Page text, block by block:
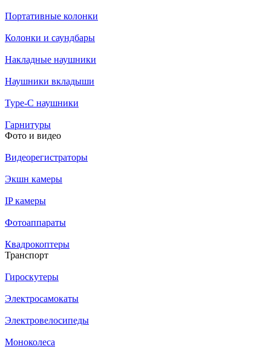
Портативные колонки
Колонки и саундбары
Накладные наушники
Наушники вкладыши
Type-C наушники
Гарнитуры
Фото и видео
Видеорегистраторы
Экшн камеры
IP камеры
Фотоаппараты
Квадрокоптеры
Транспорт
Гироскутеры
Электросамокаты
Электровелосипеды
Моноколеса